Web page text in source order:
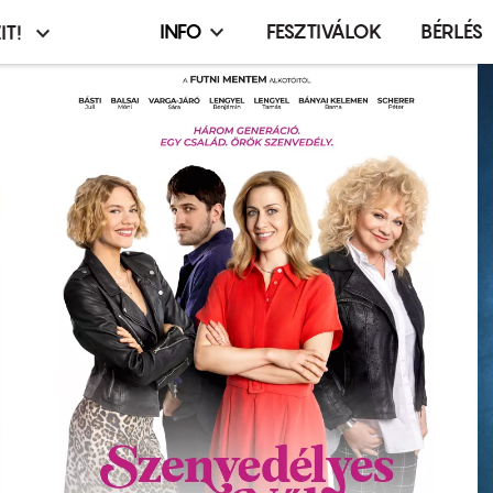
Infó,
esemény,
terembérlés
menü
INFO FESZTIVÁLOK BÉRLÉS